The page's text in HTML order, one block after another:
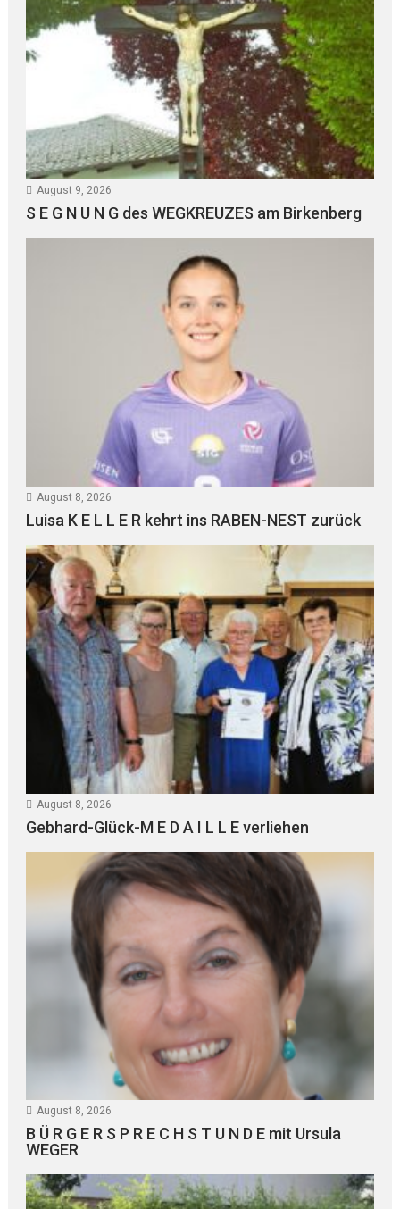
August 9, 2026
S E G N U N G des WEGKREUZES am Birkenberg
August 8, 2026
Luisa K E L L E R kehrt ins RABEN-NEST zurück
August 8, 2026
Gebhard-Glück-M E D A I L L E verliehen
August 8, 2026
B Ü R G E R S P R E C H S T U N D E mit Ursula
WEGER